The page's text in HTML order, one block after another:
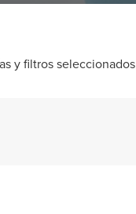
y filtros seleccionados